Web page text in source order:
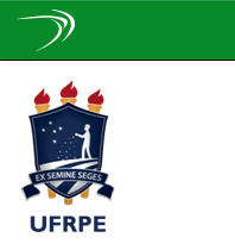
navigation